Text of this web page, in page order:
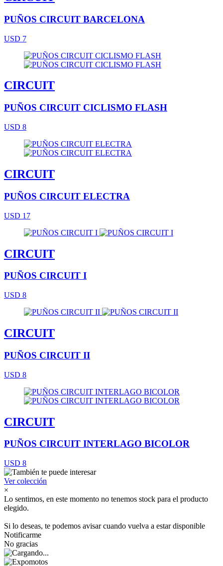
PUÑOS CIRCUIT BARCELONA
USD 7
CIRCUIT
PUÑOS CIRCUIT CICLISMO FLASH
USD 8
CIRCUIT
PUÑOS CIRCUIT ELECTRA
USD 17
CIRCUIT
PUÑOS CIRCUIT I
USD 8
CIRCUIT
PUÑOS CIRCUIT II
USD 8
CIRCUIT
PUÑOS CIRCUIT INTERLAGO BICOLOR
USD 8
Ver colección
×
Lo sentimos, en este momento no tenemos stock para el producto
elegido.
Si lo deseas, te podemos avisar cuando vuelva a estar disponible
Notificarme
No gracias